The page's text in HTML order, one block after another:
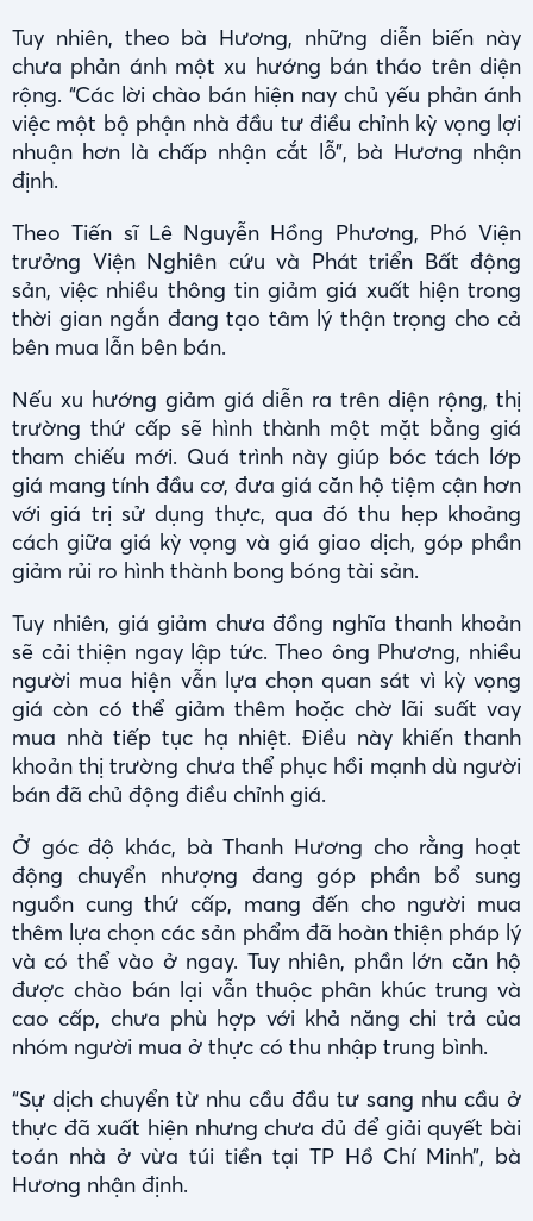
Tuy nhiên, theo bà Hương, những diễn biến này
chưa phản ánh một xu hướng bán tháo trên diện
rộng. “Các lời chào bán hiện nay chủ yếu phản ánh
việc một bộ phận nhà đầu tư điều chỉnh kỳ vọng lợi
nhuận hơn là chấp nhận cắt lỗ”, bà Hương nhận
định.
Theo Tiến sĩ Lê Nguyễn Hồng Phương, Phó Viện
trưởng Viện Nghiên cứu và Phát triển Bất động
sản, việc nhiều thông tin giảm giá xuất hiện trong
thời gian ngắn đang tạo tâm lý thận trọng cho cả
bên mua lẫn bên bán.
Nếu xu hướng giảm giá diễn ra trên diện rộng, thị
trường thứ cấp sẽ hình thành một mặt bằng giá
tham chiếu mới. Quá trình này giúp bóc tách lớp
giá mang tính đầu cơ, đưa giá căn hộ tiệm cận hơn
với giá trị sử dụng thực, qua đó thu hẹp khoảng
cách giữa giá kỳ vọng và giá giao dịch, góp phần
giảm rủi ro hình thành bong bóng tài sản.
Tuy nhiên, giá giảm chưa đồng nghĩa thanh khoản
sẽ cải thiện ngay lập tức. Theo ông Phương, nhiều
người mua hiện vẫn lựa chọn quan sát vì kỳ vọng
giá còn có thể giảm thêm hoặc chờ lãi suất vay
mua nhà tiếp tục hạ nhiệt. Điều này khiến thanh
khoản thị trường chưa thể phục hồi mạnh dù người
bán đã chủ động điều chỉnh giá.
Ở góc độ khác, bà Thanh Hương cho rằng hoạt
động chuyển nhượng đang góp phần bổ sung
nguồn cung thứ cấp, mang đến cho người mua
thêm lựa chọn các sản phẩm đã hoàn thiện pháp lý
và có thể vào ở ngay. Tuy nhiên, phần lớn căn hộ
được chào bán lại vẫn thuộc phân khúc trung và
cao cấp, chưa phù hợp với khả năng chi trả của
nhóm người mua ở thực có thu nhập trung bình.
“Sự dịch chuyển từ nhu cầu đầu tư sang nhu cầu ở
thực đã xuất hiện nhưng chưa đủ để giải quyết bài
toán nhà ở vừa túi tiền tại TP Hồ Chí Minh”, bà
Hương nhận định.